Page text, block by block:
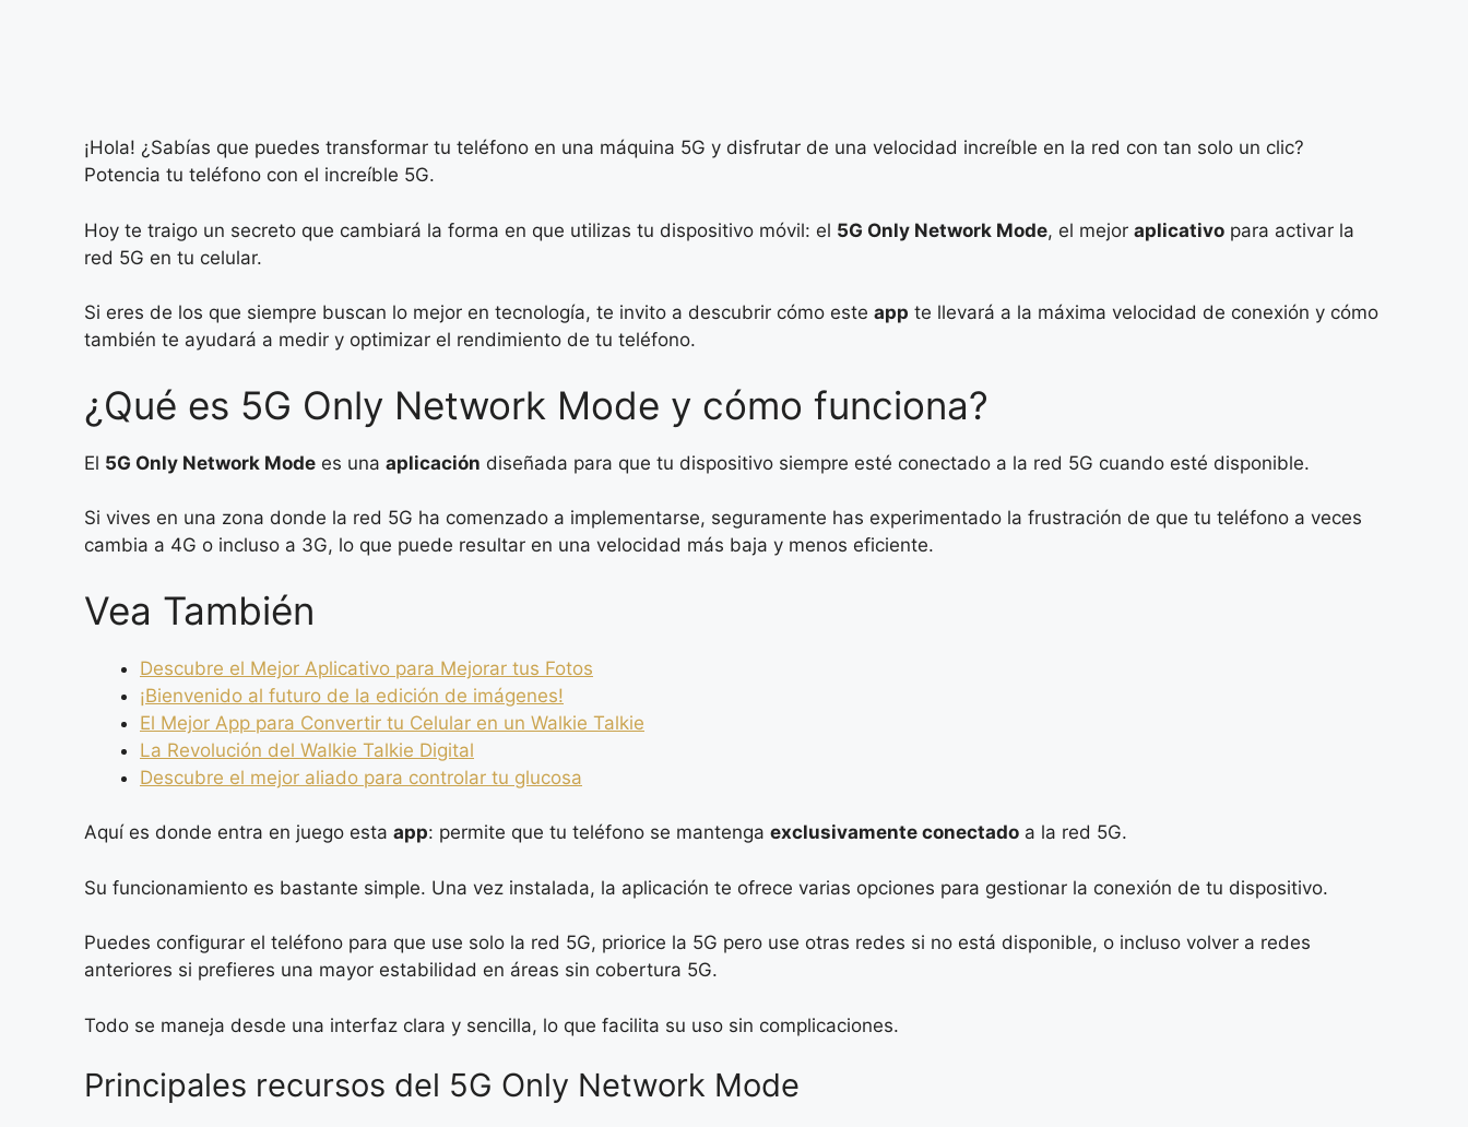
¡Hola! ¿Sabías que puedes transformar tu teléfono en una máquina 5G y disfrutar de una velocidad increíble en la red con tan solo un clic?
Potencia tu teléfono con el increíble 5G.
Hoy te traigo un secreto que cambiará la forma en que utilizas tu dispositivo móvil: el 5G Only Network Mode, el mejor aplicativo para activar la
red 5G en tu celular.
Si eres de los que siempre buscan lo mejor en tecnología, te invito a descubrir cómo este app te llevará a la máxima velocidad de conexión y cómo
también te ayudará a medir y optimizar el rendimiento de tu teléfono.
¿Qué es 5G Only Network Mode y cómo funciona?
El 5G Only Network Mode es una aplicación diseñada para que tu dispositivo siempre esté conectado a la red 5G cuando esté disponible.
Si vives en una zona donde la red 5G ha comenzado a implementarse, seguramente has experimentado la frustración de que tu teléfono a veces
cambia a 4G o incluso a 3G, lo que puede resultar en una velocidad más baja y menos eficiente.
Vea También
Descubre el Mejor Aplicativo para Mejorar tus Fotos
¡Bienvenido al futuro de la edición de imágenes!
El Mejor App para Convertir tu Celular en un Walkie Talkie
La Revolución del Walkie Talkie Digital
Descubre el mejor aliado para controlar tu glucosa
Aquí es donde entra en juego esta app: permite que tu teléfono se mantenga exclusivamente conectado a la red 5G.
Su funcionamiento es bastante simple. Una vez instalada, la aplicación te ofrece varias opciones para gestionar la conexión de tu dispositivo.
Puedes configurar el teléfono para que use solo la red 5G, priorice la 5G pero use otras redes si no está disponible, o incluso volver a redes
anteriores si prefieres una mayor estabilidad en áreas sin cobertura 5G.
Todo se maneja desde una interfaz clara y sencilla, lo que facilita su uso sin complicaciones.
Principales recursos del 5G Only Network Mode